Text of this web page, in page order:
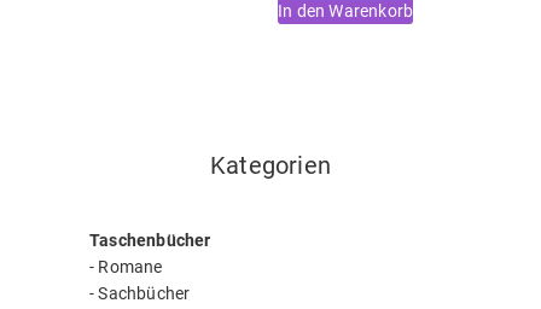
In den Warenkorb
Kategorien
Taschenbücher
- Romane
-Sachbücher